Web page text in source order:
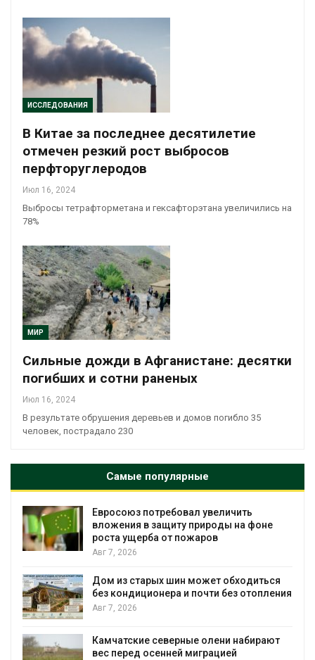
ИССЛЕДОВАНИЯ
В Китае за последнее десятилетие
отмечен резкий рост выбросов
перфторуглеродов
Июл 16, 2024
Выбросы тетрафторметана и гексафторэтана увеличились на
78%
МИР
Сильные дожди в Афганистане: десятки
погибших и сотни раненых
Июл 16, 2024
В результате обрушения деревьев и домов погибло 35
человек, пострадало 230
Самые популярные
Американские экологи
масштабном загрязнении из-за
противопожарной пены
Авг 7, 2026
Названы ведущие экологические
России по итогам 2025 года
Авг 7, 2026
Тайфун, засуха и пожары: сразу
несколько регионов столкнулись с